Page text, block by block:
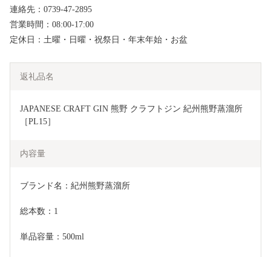
連絡先：0739-47-2895
営業時間：08:00-17:00
定休日：土曜・日曜・祝祭日・年末年始・お盆
返礼品名
JAPANESE CRAFT GIN 熊野 クラフトジン 紀州熊野蒸溜所
［PL15］
内容量
ブランド名：紀州熊野蒸溜所
総本数：1
単品容量：500ml